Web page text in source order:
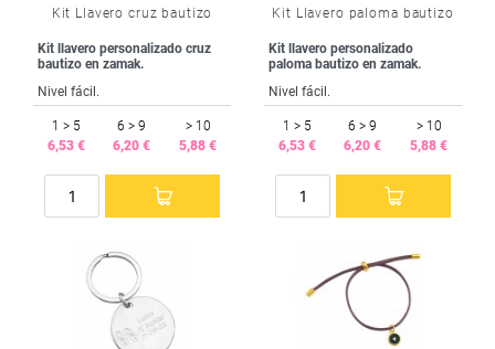
Kit Llavero cruz bautizo
Kit llavero personalizado cruz
bautizo en zamak.
Nivel fácil.
1 > 5
6,53 €
6 > 9
6,20 €
> 10
5,88 €
Kit Llavero paloma bautizo
Kit llavero personalizado
paloma bautizo en zamak.
Nivel fácil.
1 > 5
6,53 €
6 > 9
6,20 €
> 10
5,88 €